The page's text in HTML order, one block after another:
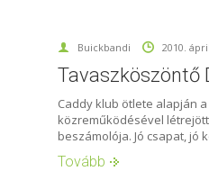
Buickbandi 2010.
Tavaszköszöntő
Caddy klub ötlete alapján a
közreműködésével
beszámolója. Jó csapat, jó
Tovább